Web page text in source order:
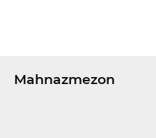
Mahnazmezon